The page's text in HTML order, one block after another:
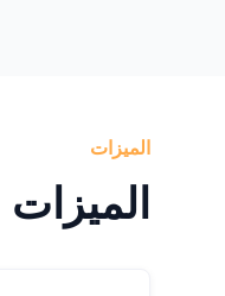
الميزات
الميزات